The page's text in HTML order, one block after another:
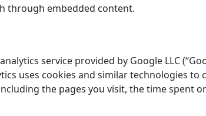
through embedded content.
service provided by Google LLC
uses cookies and similar technologies to
the pages you visit, the time spent